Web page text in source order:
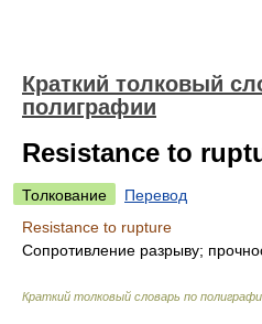
Краткий толковый
полиграфии
Resistance to
Толкование
Перевод
Resistance to rupture
Сопротивление разрыву;
Краткий толковый словарь по